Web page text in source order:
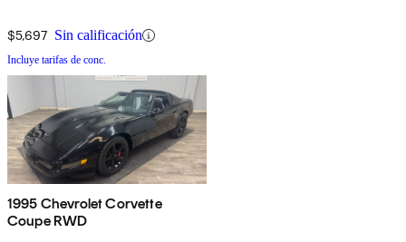
$5,697 Sin calificación
Incluye tarifas de conc.
1995 Chevrolet Corvette
Coupe RWD